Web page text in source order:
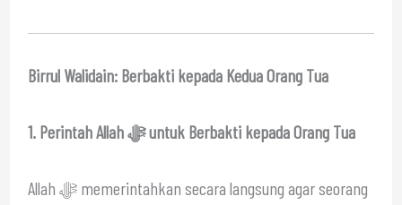
Birrul Walidain: Berbakti kepada Kedua Orang Tua
1. Perintah Allah ﷻ untuk Berbakti kepada Orang Tua
Allah ﷻ memerintahkan secara langsung agar seorang